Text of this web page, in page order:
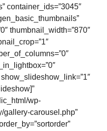
container_ids=”3045″
thumbnail_width=”870″
wp-
gallery-carousel.php”